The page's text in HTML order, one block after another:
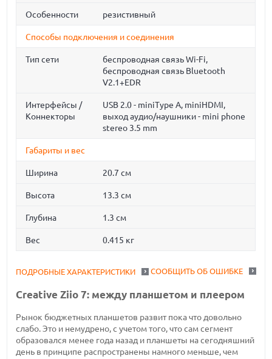
Особенности резистивный
Способы подключения и соединения
Тип сети
беспроводная связь Wi-Fi,
беспроводная связь Bluetooth
V2.1+EDR
Интерфейсы /
Коннекторы
USB 2.0 - miniType A, miniHDMI,
выход аудио/наушники - mini phone
stereo 3.5 mm
Габариты и вес
Ширина 20.7 см
Высота 13.3 см
Глубина 1.3 см
Вес 0.415 кг
СООБЩИТЬ ОБ ОШИБКЕ
ПОДРОБНЫЕ ХАРАКТЕРИСТИКИ
Creative Ziio 7: между планшетом и плеером
Рынок бюджетных планшетов развит пока что довольно
слабо. Это и немудрено, с учетом того, что сам сегмент
образовался менее года назад и планшеты на сегодняшний
день в принципе распространены намного меньше, чем